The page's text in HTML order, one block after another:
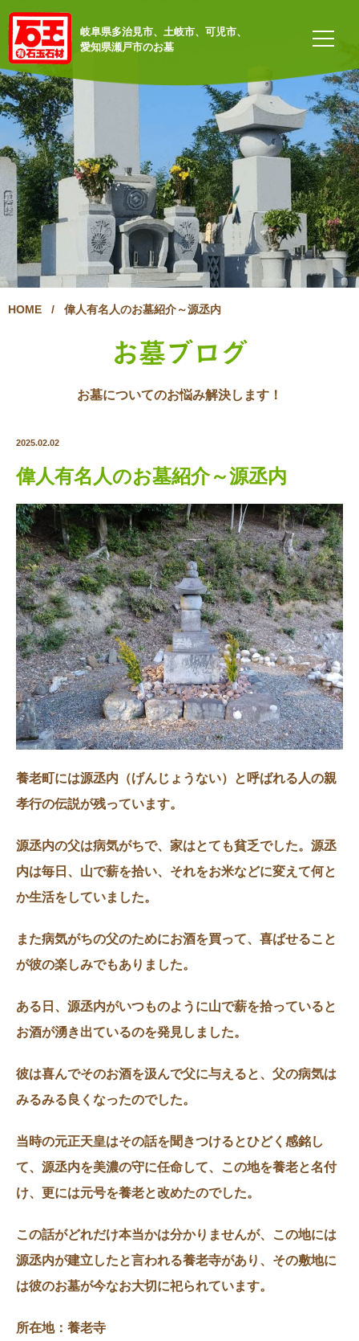
岐阜県多治見市、土岐市、可児市、
愛知県瀬戸市のお墓
HOME / 偉人有名人のお墓紹介～源丞内
お墓ブログ
お墓についてのお悩み解決します！
2025.02.02
偉人有名人のお墓紹介～源丞内
養老町には源丞内（げんじょうない）と呼ばれる人の親
孝行の伝説が残っています。
源丞内の父は病気がちで、家はとても貧乏でした。源丞
内は毎日、山で薪を拾い、それをお米などに変えて何と
か生活をしていました。
また病気がちの父のためにお酒を買って、喜ばせること
が彼の楽しみでもありました。
ある日、源丞内がいつものように山で薪を拾っていると
お酒が湧き出ているのを発見しました。
彼は喜んでそのお酒を汲んで父に与えると、父の病気は
みるみる良くなったのでした。
当時の元正天皇はその話を聞きつけるとひどく感銘し
て、源丞内を美濃の守に任命して、この地を養老と名付
け、更には元号を養老と改めたのでした。
この話がどれだけ本当かは分かりませんが、この地には
源丞内が建立したと言われる養老寺があり、その敷地に
は彼のお墓が今なお大切に祀られています。
所在地：養老寺